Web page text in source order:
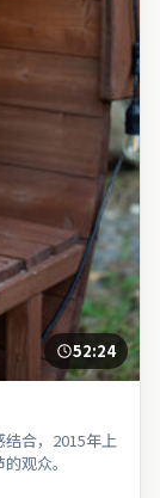
52:24
合，2015年上
观众。